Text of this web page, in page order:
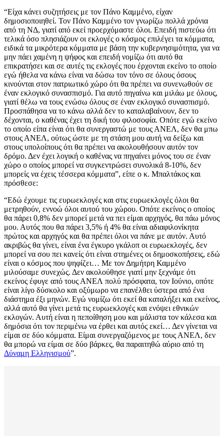
“Είχα κάνει συζητήσεις με τον Πάνο Καμμένο, είχαν
δημοσιοποιηθεί. Τον Πάνο Καμμένο τον γνωρίζω πολλά χρόνια
από τη ΝΔ, γιατί από εκεί προερχόμαστε όλοι. Επειδή πιστεύω ότι
τελικά όσο πλησιάζουν οι εκλογές ο κόσμος επιλέγει τα κόμματα,
ειδικά τα μικρότερα κόμματα με βάση την κυβερνησιμότητα, για να
μην πάει χαμένη η ψήφος και επειδή νομίζω ότι αυτό θα
επικρατήσει και σε αυτές τις εκλογές που έρχονται εκείνο το οποίο
εγώ ήθελα να κάνω είναι να δώσω τον τόνο σε όλους όσους
κινούνται στον πατριωτικό χώρο ότι θα πρέπει να συνενωθούν σε
έναν εκλογικό συνασπισμό. Για αυτό πηγαίνω και μιλάω με όλους,
γιατί θέλω να τους ενώσω όλους σε έναν εκλογικό συνασπισμό.
Προσπάθησα να το κάνω αλλά δεν το καταλαβαίνουν, δεν το
δέχονται, ο καθένας έχει τη δική του φιλοσοφία. Οπότε εγώ εκείνο
το οποίο είπα είναι ότι θα συνεργαστώ με τους ΑΝΕΛ, δεν θα μπω
στους ΑΝΕΛ, ούτως ώστε με τη στάση μου αυτή να δείξω και
στους υπολοίπους ότι θα πρέπει να ακολουθήσουν αυτόν τον
δρόμο. Δεν έχει λογική ο καθένας να πηγαίνει μόνος του σε έναν
χώρο ο οποίος μπορεί να συγκεντρώσει συνολικά 8-10%, δεν
μπορείς να έχεις τέσσερα κόμματα”, είπε ο κ. Μπαλτάκος και
πρόσθεσε:
“Εδώ έχουμε τις ευρωεκλογές και στις ευρωεκλογές όλοι θα
μετρηθούν, εννοώ όλοι αυτού του χώρου. Οπότε εκείνος ο οποίος
θα πάρει 0,8% δεν μπορεί μετά να πει είμαι αρχηγός, θα πάω μόνος
μου. Αυτός που θα πάρει 3,5% ή 4% θα είναι αδιαφιλονίκητα
πρώτος και αρχηγός και θα πρέπει όλοι να πάνε με αυτόν. Αυτό
ακριβώς θα γίνει, είναι ένα έγκυρο γκάλοπ οι ευρωεκλογές, δεν
μπορεί να σου πει κανείς ότι είναι στημένες οι δημοσκοπήσεις, εδώ
είναι ο κόσμος που ψηφίζει… Με τον Δημήτρη Καμμένο
μιλούσαμε συνεχώς. Δεν ακολούθησε γιατί μην ξεχνάμε ότι
εκείνος έφυγε από τους ΑΝΕΛ πολύ πρόσφατα, τον Ιούνιο, οπότε
είναι λίγο δύσκολο και οξύμωρο να επανέλθει ύστερα από ένα
διάστημα έξι μηνών. Εγώ νομίζω ότι εκεί θα καταλήξει και εκείνος,
αλλά αυτό θα γίνει μετά τις ευρωεκλογές και ενόψει εθνικών
εκλογών. Αυτή είναι η πεποίθηση μου και μάλιστα τον κάλεσα και
δημόσια ότι τον περιμένω να έρθει και αυτός εκεί… Δεν γίνεται να
είμαι σε δύο κόμματα. Είμαι συνεργαζόμενος με τους ΑΝΕΛ, δεν
θα μπορώ να είμαι σε δύο βάρκες, θα παραιτηθώ αύριο από τη
Δύναμη Ελληνισμού”.